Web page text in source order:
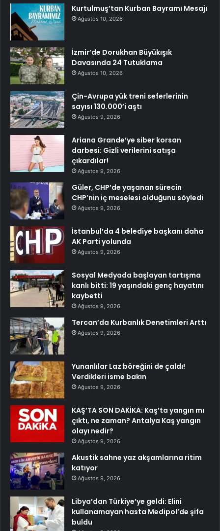
Kurtulmuş’tan Kurban Bayramı Mesajı
Ağustos 10, 2026
İzmir’de Dorukhan Büyükışık
Davasında 24 Tutuklama
Ağustos 10, 2026
Çin-Avrupa yük treni seferlerinin
sayısı 130.000’i aştı
Ağustos 9, 2026
Ariana Grande’ye siber korsan
darbesi: Gizli verilerini satışa
çıkardılar!
Ağustos 9, 2026
Güler, CHP’de yaşanan sürecin
CHP’nin iç meselesi olduğunu söyledi
Ağustos 9, 2026
İstanbul’da 4 belediye başkanı daha
AK Parti yolunda
Ağustos 9, 2026
Sosyal Medyada başlayan tartışma
kanlı bitti: 19 yaşındaki genç hayatını
kaybetti
Ağustos 9, 2026
Tercan’da Kurbanlık Denetimleri Arttı
Ağustos 9, 2026
Yunanlılar Laz böreğini de çaldı!
Verdikleri isme bakın
Ağustos 9, 2026
KAŞ’TA SON DAKİKA: Kaş’ta yangın mı
çıktı, ne zaman? Antalya Kaş yangın
olayı nedir?
Ağustos 9, 2026
Akustik sahne yaz akşamlarına ritim
katıyor
Ağustos 9, 2026
Libya’dan Türkiye’ye geldi: Elini
kullanamayan hasta Medipol’de şifa
buldu